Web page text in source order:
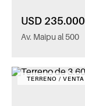
USD 235.000
Av. Maipu al 500
TERRENO / VENTA